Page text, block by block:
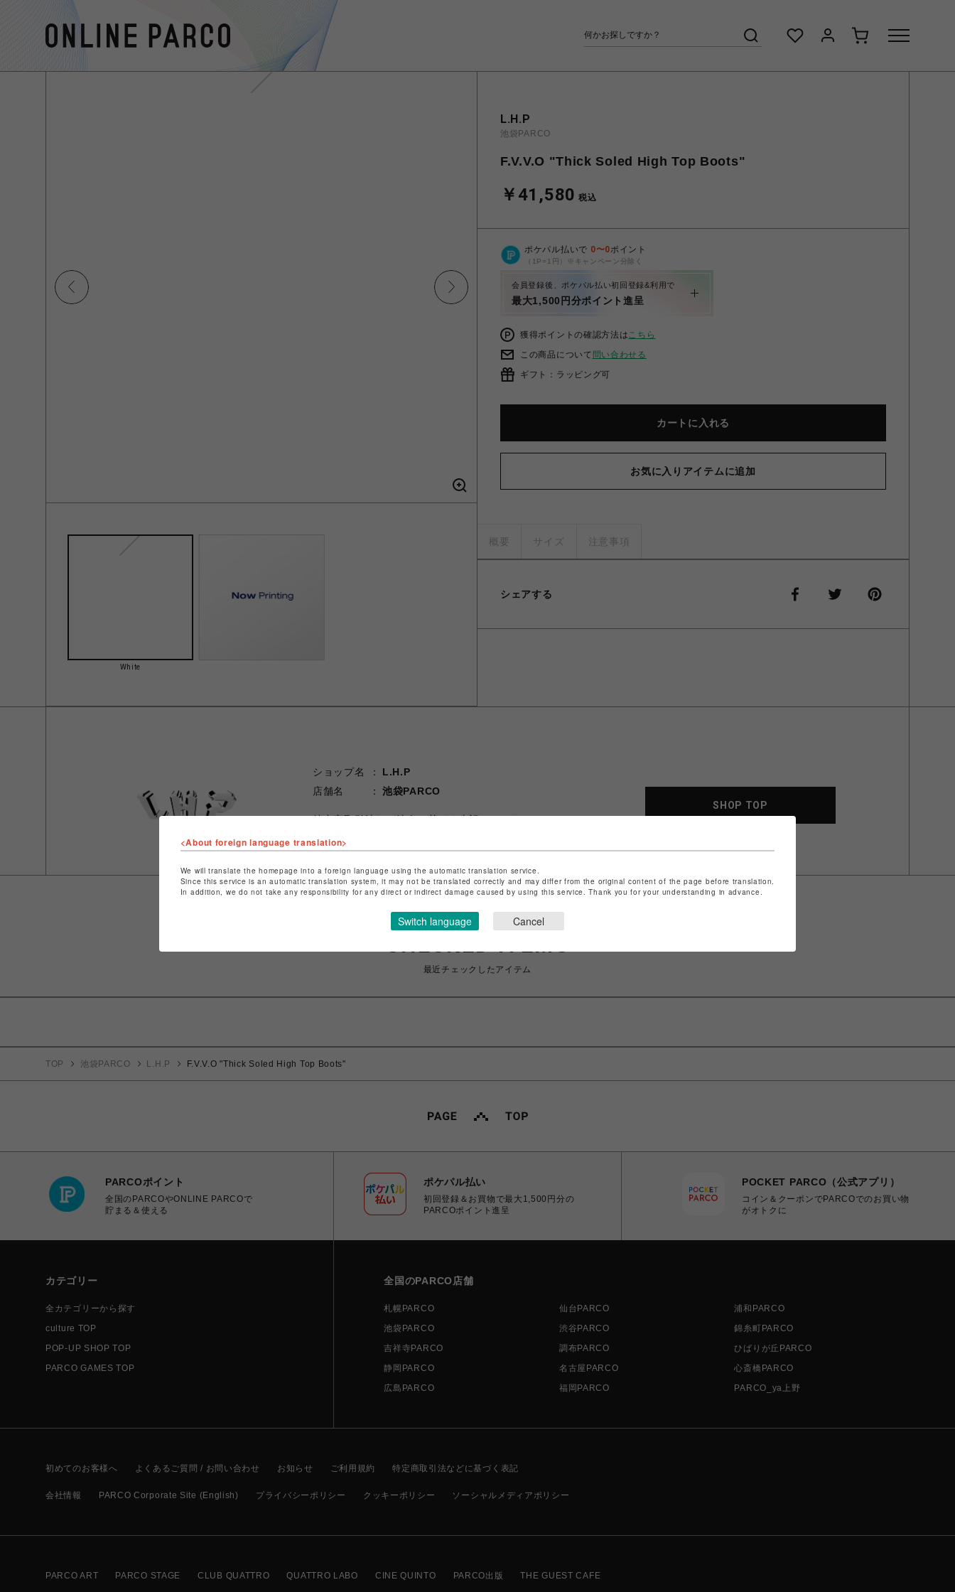
White
L.H.P
池袋PARCO
F.V.V.O "Thick Soled High Top Boots"
￥41,580 税込
ポケパル払いで 0〜0ポイント
（1P=1円）※キャンペーン分除く
会員登録後、ポケパル払い初回登録&利用で
最大1,500円分ポイント進呈
獲得ポイントの確認方法はこちら
この商品について 問い合わせる
ギフト：ラッピング可
カートに入れる
お気に入りアイテムに追加
概要 サイズ 注意事項
シェアする
ショップ名
L.H.P
店舗名
池袋PARCO
特定商取引法など法令に基づく表記はこちら
ショップお問い合わせは
SHOP TOP
最近チェックしたアイテム
TOP 池袋PARCO L.H.P F.V.V.O "Thick Soled High Top Boots"
PARCOポイント
全国のPARCOやONLINE PARCOで
貯まる＆使える
ポケパル払い
初回登録＆お買物で最大1,500円分の
PARCOポイント進呈
POCKET PARCO（公式アプリ）
コイン＆クーポンでPARCOでのお買い物
がオトクに
カテゴリー
全カテゴリーから探す
culture TOP
POP-UP SHOP TOP
PARCO GAMES TOP
全国のPARCO店舗
札幌PARCO 仙台PARCO
浦和PARCO
池袋PARCO
渋谷PARCO
錦糸町PARCO
吉祥寺PARCO
調布PARCO
ひばりが丘PARCO
静岡PARCO
名古屋PARCO
心斎橋PARCO
広島PARCO
福岡PARCO PARCO_ya上野
初めてのお客様へ よくあるご質問 / お問い合わせ お知らせ ご利用規約 特定商取引法などに基づく表記
会社情報 PARCO Corporate Site (English) プライバシーポリシー クッキーポリシー ソーシャルメディアポリシー
PARCO ART PARCO STAGE CLUB QUATTRO QUATTRO LABO CINE QUINTO PARCO出版 THE GUEST CAFE
<About foreign language translation>
We will translate the homepage into a foreign language using the automatic translation service.
Since this service is an automatic translation system, it may not be translated correctly and may differ from the original content of the page before translation.
In addition, we do not take any responsibility for any direct or indirect damage caused by using this service. Thank you for your understanding in advance.
Switch language Cancel